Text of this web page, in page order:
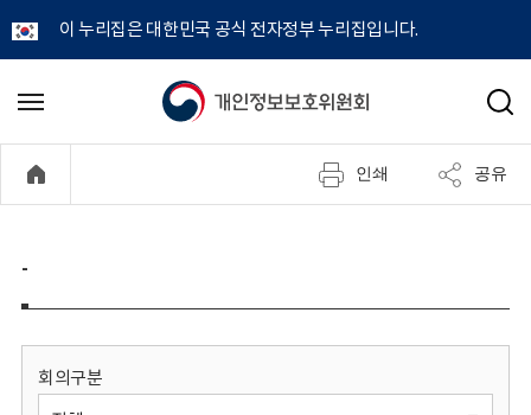
이 누리집은 대한민국 공식 전자정부 누리집입니다.
개
정
보
메
기
검
인쇄 공유
-
회의구분